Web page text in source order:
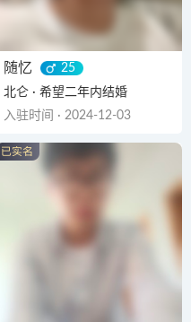
随忆
25
北仑 · 希望二年内结婚
入驻时间 · 2024-12-03